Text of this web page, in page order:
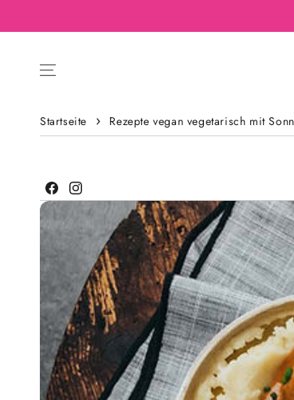
Startseite Rezepte vegan vegetarisch mit
Facebook
Instagram